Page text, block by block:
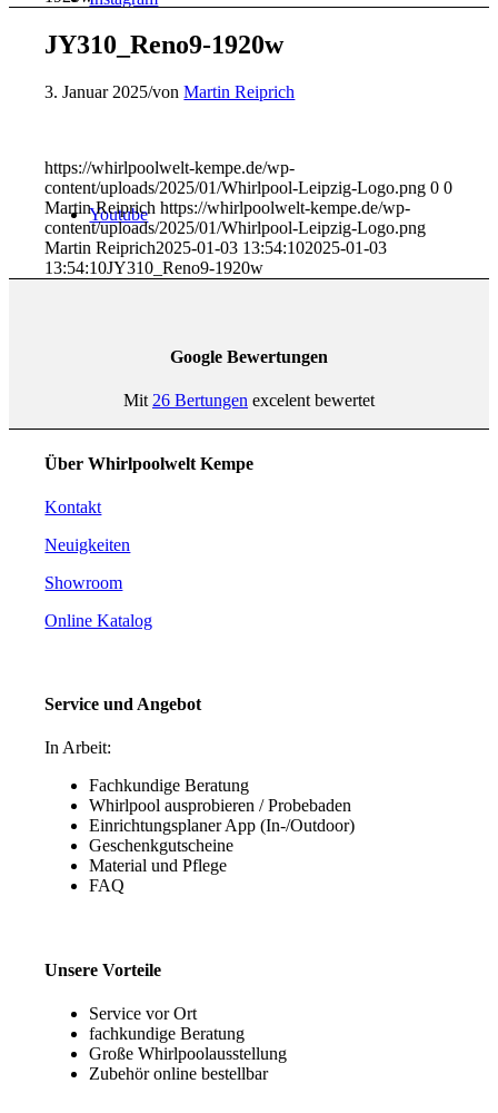
Youtube
JY310_Reno9-1920w
3. Januar 2025/vonMartin Reiprich
https://whirlpoolwelt-kempe.de/wp-
content/uploads/2025/01/Whirlpool-Leipzig-Logo.png 0 0
Martin Reiprich https://whirlpoolwelt-kempe.de/wp-
content/uploads/2025/01/Whirlpool-Leipzig-Logo.png
Martin Reiprich2025-01-03 13:54:102025-01-03
13:54:10JY310_Reno9-1920w
Google Bewertungen
Mit 26 Bertungen excelent bewertet
Über Whirlpoolwelt Kempe
Kontakt
Neuigkeiten
Showroom
Online Katalog
Service und Angebot
In Arbeit:
Fachkundige Beratung
Whirlpool ausprobieren / Probebaden
Einrichtungsplaner App (In-/Outdoor)
Geschenkgutscheine
Material und Pflege
FAQ
Unsere Vorteile
Service vor Ort
fachkundige Beratung
Große Whirlpoolausstellung
Zubehör online bestellbar